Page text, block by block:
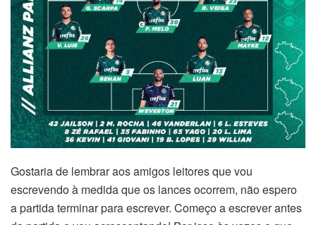
Gostaria de lembrar aos amigos leitores que vou
escrevendo à medida que os lances ocorrem, não espero
a partida terminar para escrever. Começo a escrever antes